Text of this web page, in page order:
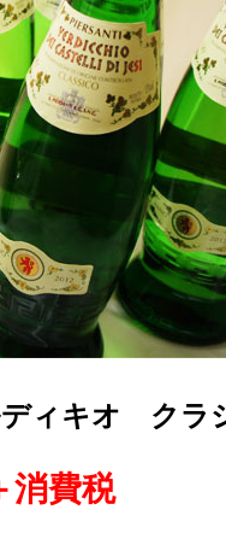
ィキオ クラ
消費税